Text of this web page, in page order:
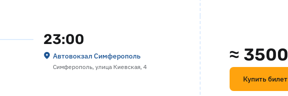
23:00
Автовокзал Симферополь
Симферополь, улица Киевская, 4
≈ 3500
Купить билет